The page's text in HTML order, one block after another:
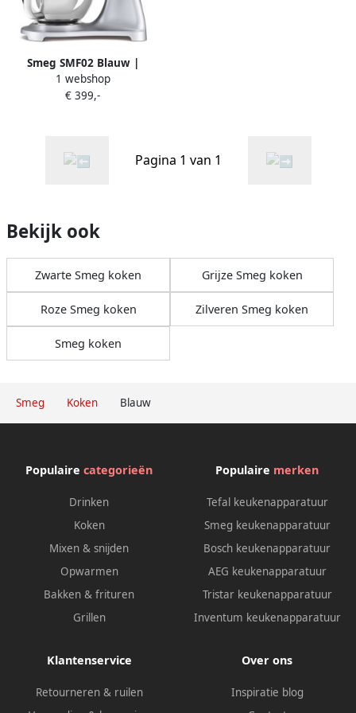
Smeg Koken Blauw
Smeg SMF02 Blauw |
Keukenrobots |
Keuken&Koken
1 webshop
€ 399,-
Pagina 1 van 1
Bekijk ook
Zwarte Smeg koken Grijze Smeg koken
Roze Smeg koken Zilveren Smeg koken
Smeg koken
Populaire categorieën
Drinken
Koken
Mixen & snijden
Opwarmen
Bakken & frituren
Grillen
Populaire merken
Tefal keukenapparatuur
Smeg keukenapparatuur
Bosch keukenapparatuur
AEG keukenapparatuur
Tristar keukenapparatuur
Inventum keukenapparatuur
Klantenservice
Retourneren & ruilen
Over ons
Inspiratie blog